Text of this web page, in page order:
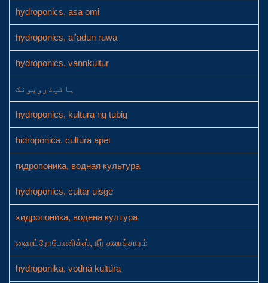
hydroponics, asa omi
hydroponics, al'adun ruwa
hydroponics, vannkultur
ہائیڈروپونک
hydroponics, kultura ng tubig
hidroponica, cultura apei
гидропоника, водная культура
hydroponics, cultar uisge
хидропоника, водена култура
ஹைட்ரோபோனிக்ஸ், நீர் கலாச்சாரம்
hydroponika, vodná kultúra